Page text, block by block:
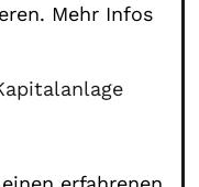
Mehr Infos